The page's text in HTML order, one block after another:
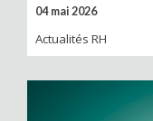
04 mai 2026
Actualités RH